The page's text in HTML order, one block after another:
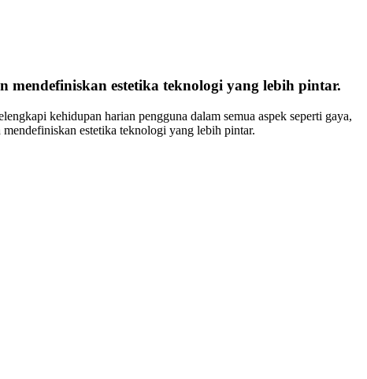
estetika teknologi yang lebih pintar.
kehidupan harian pengguna dalam semua aspek seperti gaya,
estetika teknologi yang lebih pintar.